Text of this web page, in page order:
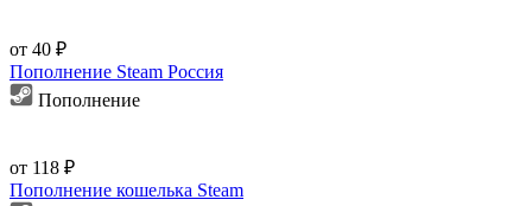
от 40 ₽
Пополнение Steam Россия
Пополнение
от 118 ₽
Пополнение кошелька Steam